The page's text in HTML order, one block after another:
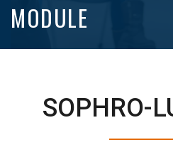
MODULE
SOPHRO-